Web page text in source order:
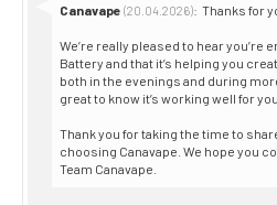
Reply
Canavape (20.04.2026): Thanks for
We’re really pleased to hear you’re
Battery and that it’s helping you
both in the evenings and during
great to know it’s working well for
Thank you for taking the time to
choosing Canavape. We hope you
Team Canavape.